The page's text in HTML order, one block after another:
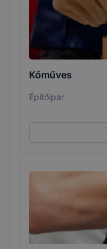
Kőműves
Építőipar